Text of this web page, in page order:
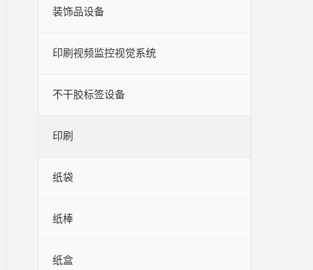
装饰品设备
印刷视频监控视觉系统
不干胶标签设备
印刷
纸袋
纸棒
纸盒